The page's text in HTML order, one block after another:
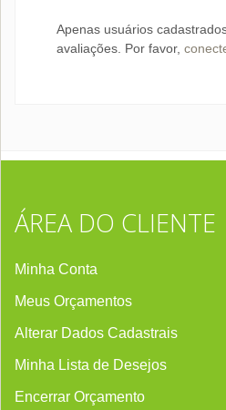
Apenas usuários
avaliações. Por favor,
ÁREA DO CLIENTE
Minha Conta
Meus Orçamentos
Alterar Dados Cadastrais
Minha Lista de Desejos
Encerrar Orçamento